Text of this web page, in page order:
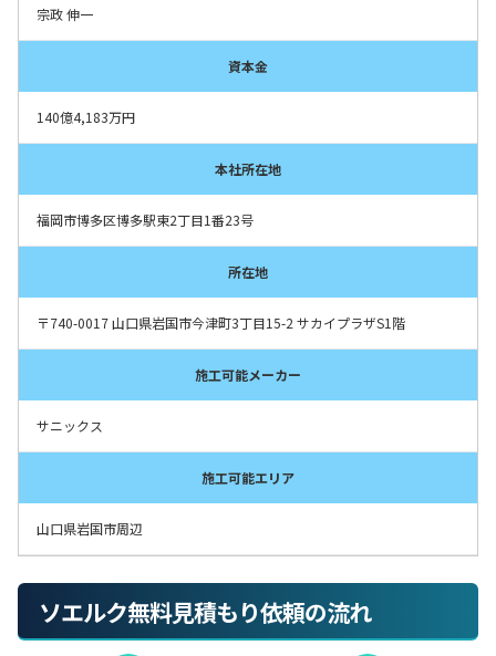
宗政 伸一
資本金
140億4,183万円
本社所在地
福岡市博多区博多駅東2丁目1番23号
所在地
〒740-0017 山口県岩国市今津町3丁目15-2 サカイプラザS1階
施工可能メーカー
サニックス
施工可能エリア
山口県岩国市周辺
ソエルク無料見積もり依頼の流れ